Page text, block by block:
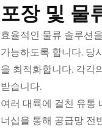
포장 및 물
효율적인 물류 솔루션
가능하도록 합니다. 당
을 최적화합니다. 각각
받습니다.
여러 대륙에 걸친 유통
너십을 통해 공급망 전